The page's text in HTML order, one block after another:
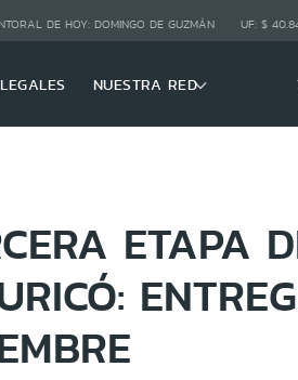
DE HOY: DOMINGO DE GUZMÁN UF: $
NUESTRA RED
ETAPA